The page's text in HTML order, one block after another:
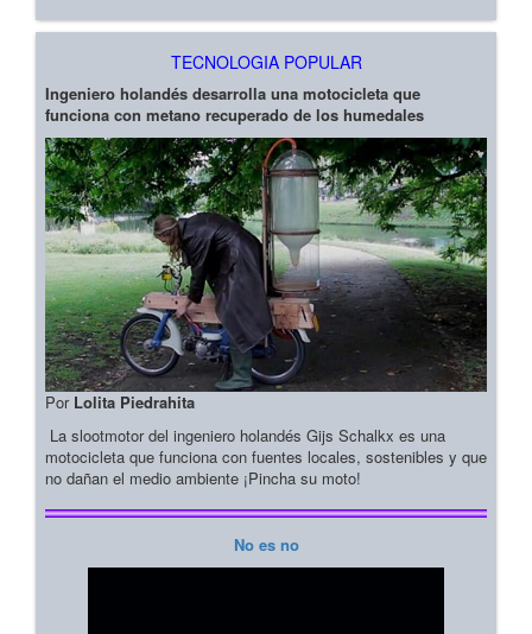
TECNOLOGIA POPULAR
Ingeniero holandés desarrolla una motocicleta que
funciona con metano recuperado de los humedales
Por Lolita Piedrahita
La slootmotor del ingeniero holandés Gijs Schalkx es una
motocicleta que funciona con fuentes locales, sostenibles y que
no dañan el medio ambiente ¡Pincha su moto!
No es no